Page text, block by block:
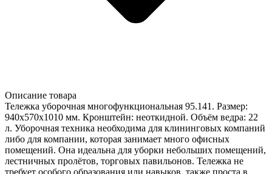
Описание товара
Тележка уборочная многофункциональная 95.141. Размер:
940х570х1010 мм. Кронштейн: неоткидной. Объём ведра: 22
л. Уборочная техника необходима для клининговых компаний
либо для компании, которая занимает много офисных
помещений. Она идеальна для уборки небольших помещений,
лестничных пролётов, торговых павильонов. Тележка не